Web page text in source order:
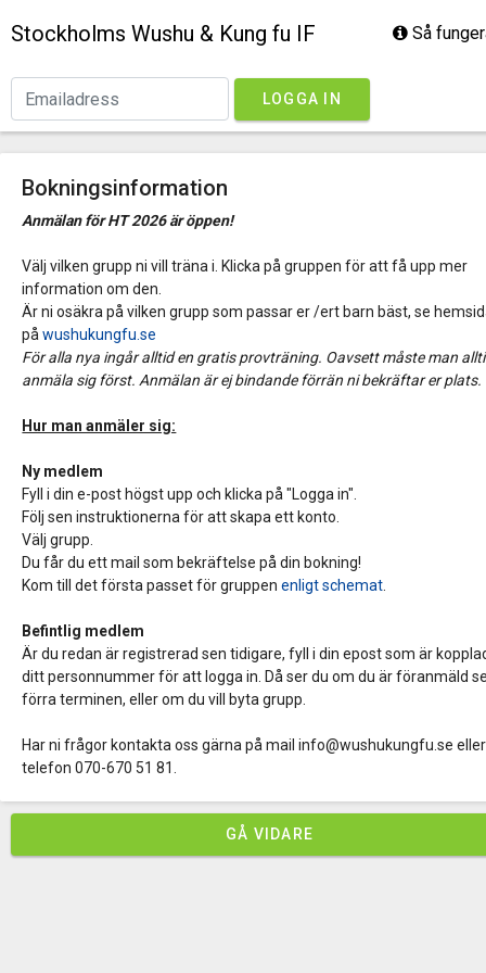
Stockholms Wushu & Kung fu IF Så
LOGGA IN
Bokningsinformation
Anmälan för HT 2026 är öppen!
Välj vilken grupp ni vill träna i. Klicka på gruppen för att få upp mer
information om den.
Är ni osäkra på vilken grupp som passar er /ert barn bäst, se
påwushukungfu.se
För alla nya ingår alltid en gratis provträning. Oavsett måste man
anmäla sig först. Anmälan är ej bindande förrän ni bekräftar er plats.
Hur man anmäler sig:
Ny medlem
Fyll i din e-post högst upp och klicka på "Logga in".
Följ sen instruktionerna för att skapa ett konto.
Välj grupp.
Du får du ett mail som bekräftelse på din bokning!
Kom till det första passet för gruppen enligt schemat.
Befintlig medlem
Är du redan är registrerad sen tidigare, fyll i din epost som är
ditt personnummer för att logga in. Då ser du om du är föranmäld
förra terminen, eller om du vill byta grupp.
Har ni frågor kontakta oss gärna på mail info@wushukungfu.se
telefon 070-670 51 81.
GÅ VIDARE